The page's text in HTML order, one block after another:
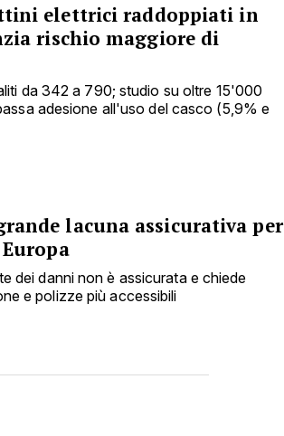
elettrici raddoppiati in
rischio maggiore di
da 342 a 790; studio su oltre 15'000
adesione all'uso del casco (5,9% e
lacuna assicurativa per
dei danni non è assicurata e chiede
e polizze più accessibili